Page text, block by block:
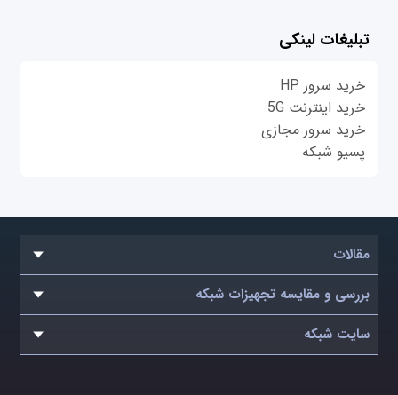
تبلیغات لینکی
خرید سرور HP
خرید اینترنت 5G
خرید سرور مجازی
پسیو شبکه
مقالات
بررسی و مقایسه تجهیزات شبکه
سایت شبکه